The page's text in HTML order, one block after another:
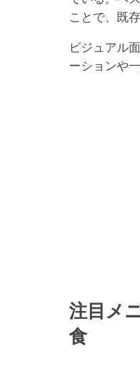
ことで、既
ビジュアル
ーションや
注目メ
食